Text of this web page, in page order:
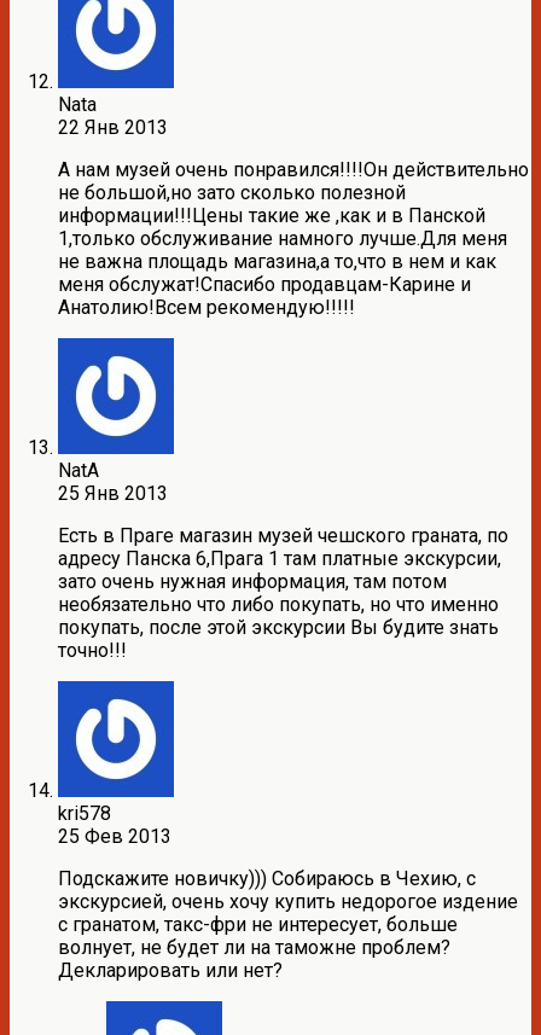
Nata
22 Янв 2013
А нам музей очень понравился!!!!Он действительно
не большой,но зато сколько полезной
информации!!!Цены такие же ,как и в Панской
1,только обслуживание намного лучше.Для меня
не важна площадь магазина,а то,что в нем и как
меня обслужат!Спасибо продавцам-Карине и
Анатолию!Всем рекомендую!!!!!
NatA
25 Янв 2013
Есть в Праге магазин музей чешского граната, по
адресу Панска 6,Прага 1 там платные экскурсии,
зато очень нужная информация, там потом
необязательно что либо покупать, но что именно
покупать, после этой экскурсии Вы будите знать
точно!!!
kri578
25 Фев 2013
Подскажите новичку))) Собираюсь в Чехию, с
экскурсией, очень хочу купить недорогое издение
с гранатом, такс-фри не интересует, больше
волнует, не будет ли на таможне проблем?
Декларировать или нет?